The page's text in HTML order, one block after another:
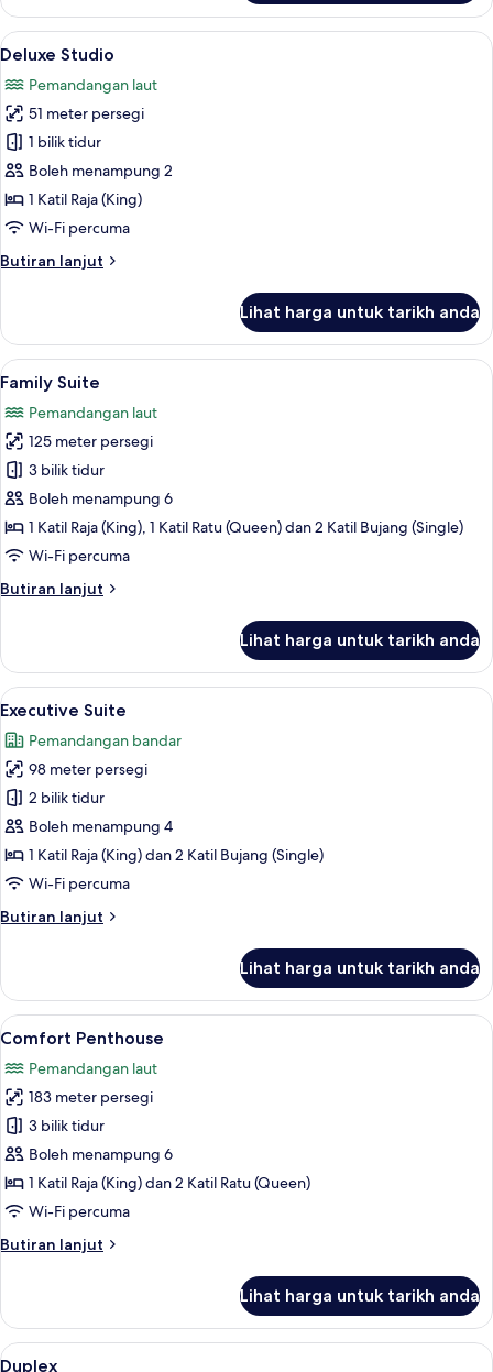
Studio
Lihat
semua
foto
untuk
Deluxe
Studio
Deluxe Studio | Bar mini, meja,
11
Deluxe Studio
Pemandangan laut
51 meter persegi
1 bilik tidur
Boleh menampung 2
1 Katil Raja (King)
Wi-Fi percuma
Butiran lanjut
Butiran
Studio
Lihat harga untuk tarikh anda
Lihat
semua
foto
untuk
Family
Suite
Family Suite | Bar mini, meja, ruang
29
Family Suite
Pemandangan laut
125 meter persegi
3 bilik tidur
Boleh menampung 6
1 Katil Raja (King), 1 Katil Ratu (Queen) dan 2 Katil Bujang (Single)
Wi-Fi percuma
Butiran lanjut
Butiran
Suite
Lihat harga untuk tarikh anda
Lihat
semua
foto
untuk
Executive
Suite
Executive Suite | Bar mini, meja,
22
Executive Suite
Pemandangan bandar
98 meter persegi
2 bilik tidur
Boleh menampung 4
1 Katil Raja (King) dan 2 Katil Bujang (Single)
Wi-Fi percuma
Butiran lanjut
Butiran
Suite
Lihat harga untuk tarikh anda
Lihat
semua
foto
untuk
Comfort
Penthouse
Comfort Penthouse | Bar mini,
50
Comfort Penthouse
Pemandangan laut
183 meter persegi
3 bilik tidur
Boleh menampung 6
1 Katil Raja (King) dan 2 Katil Ratu (Queen)
Wi-Fi percuma
Butiran lanjut
Butiran
Penthouse
Lihat harga untuk tarikh anda
Lihat
Duplex | Bar mini, meja, ruang kerja
17
Duplex